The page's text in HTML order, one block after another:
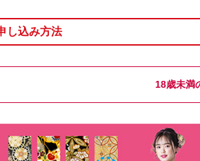
し込み方法
18歳未満